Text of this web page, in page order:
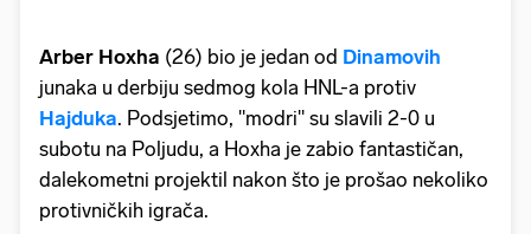
Arber Hoxha (26) bio je jedan od Dinamovih
junaka u derbiju sedmog kola HNL-a protiv
Hajduka. Podsjetimo, "modri" su slavili 2-0 u
subotu na Poljudu, a Hoxha je zabio fantastičan,
dalekometni projektil nakon što je prošao nekoliko
protivničkih igrača.